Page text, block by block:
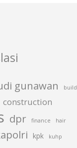
gunawan build
construction
dpr finance hair
kpk kuhp